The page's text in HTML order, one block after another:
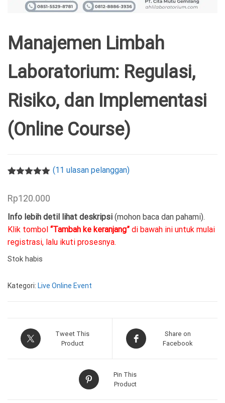
Manajemen Limbah
Laboratorium: Regulasi,
Risiko, dan Implementasi
(Online Course)
berdasarka
pelanggan
(11 ulasan pelanggan)
Rp120.000
Info lebih detil lihat deskripsi (mohon baca dan pahami).
Klik tombol “Tambah ke keranjang” di bawah ini untuk mulai
registrasi, lalu ikuti prosesnya.
Stok habis
Kategori: Live Online Event
Tweet This
Product
Share on
Facebook
Pin This
Product